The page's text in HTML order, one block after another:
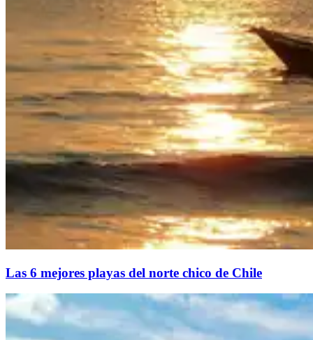
Las 6 mejores playas del norte chico de Chile